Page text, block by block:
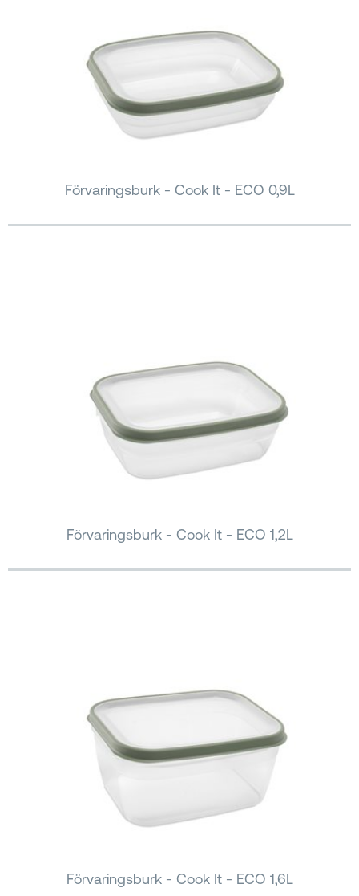
Förvaringsburk - Cook It - ECO 0,9L
Förvaringsburk - Cook It - ECO 1,2L
Förvaringsburk - Cook It - ECO 1,6L